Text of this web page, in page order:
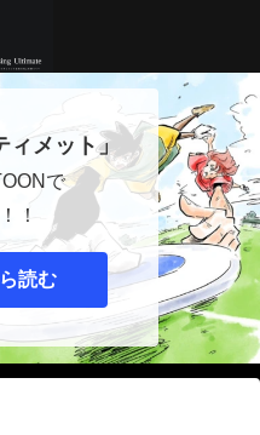
ィメット」
で
！
読む